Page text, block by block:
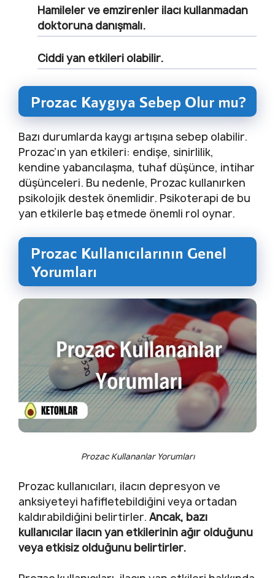
Hamileler ve emzirenler ilacı kullanmadan
doktoruna danışmalı.
Ciddi yan etkileri olabilir.
Prozac Kaygıya Sebep Olur mu?
Bazı durumlarda kaygı artışına sebep olabilir.
Prozac’ın yan etkileri: endişe, sinirlilik,
kendine yabancılaşma, tuhaf düşünce, intihar
düşünceleri. Bu nedenle, Prozac kullanırken
psikolojik destek önemlidir. Psikoterapi de bu
yan etkilerle baş etmede önemli rol oynar.
Prozac Kullanıcılarının Genel
Yorumları
Prozac Kullananlar Yorumları
Prozac kullanıcıları, ilacın depresyon ve
anksiyeteyi hafifletebildiğini veya ortadan
kaldırabildiğini belirtirler. Ancak, bazı
kullanıcılar ilacın yan etkilerinin ağır olduğunu
veya etkisiz olduğunu belirtirler.